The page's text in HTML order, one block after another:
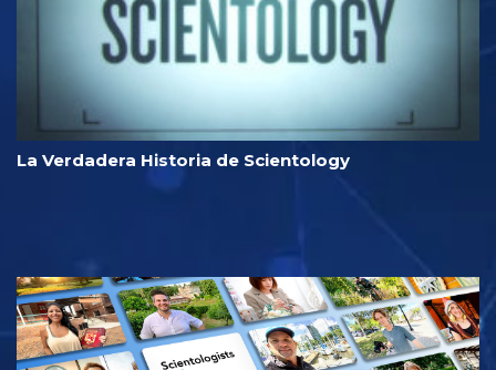
La Verdadera Historia de Scientology